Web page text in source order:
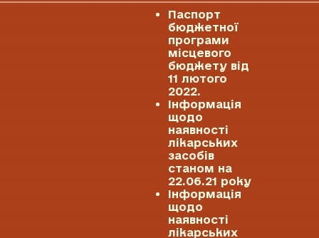
Паспорт
бюджетної
програми
місцевого
бюджету від
11 лютого
2022.
Інформація
щодо
наявності
лікарських
засобів
станом на
22.06.21 року
Інформація
щодо
наявності
лікарських